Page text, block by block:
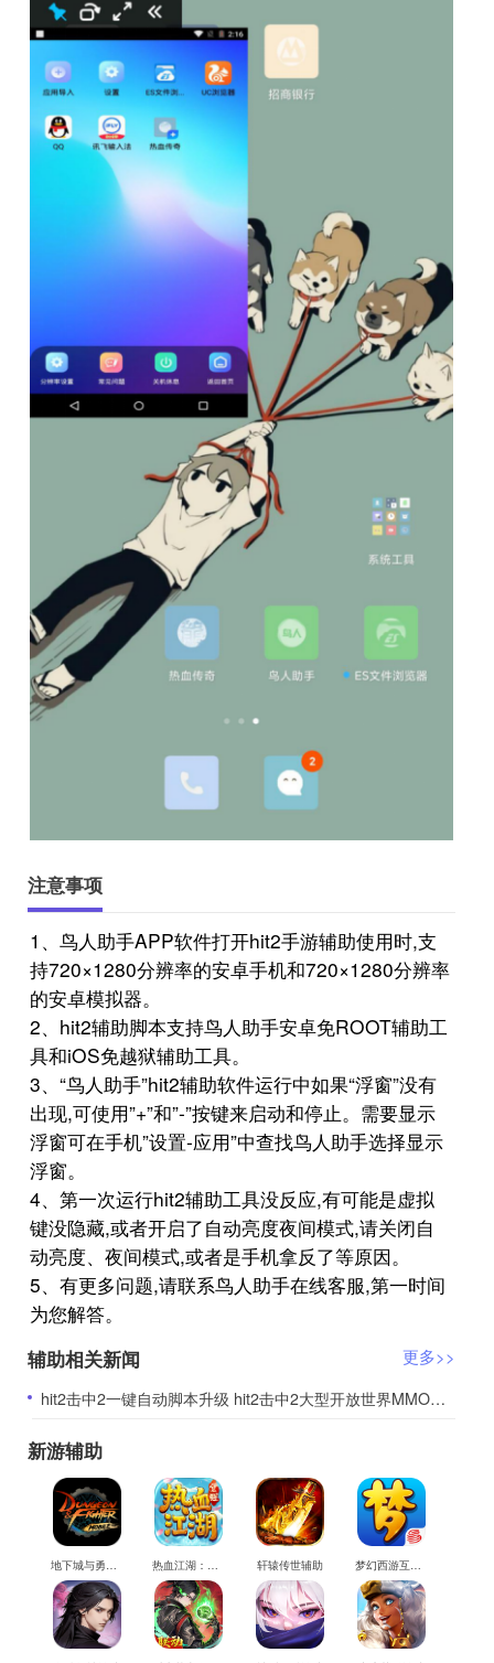
注意事项
1、鸟人助手APP软件打开hit2手游辅助使用时,支
持720×1280分辨率的安卓手机和720×1280分辨率
的安卓模拟器。
2、hit2辅助脚本支持鸟人助手安卓免ROOT辅助工
具和iOS免越狱辅助工具。
3、“鸟人助手”hit2辅助软件运行中如果“浮窗”没有
出现,可使用”+”和”-”按键来启动和停止。需要显示
浮窗可在手机”设置-应用”中查找鸟人助手选择显示
浮窗。
4、第一次运行hit2辅助工具没反应,有可能是虚拟
键没隐藏,或者开启了自动亮度夜间模式,请关闭自
动亮度、夜间模式,或者是手机拿反了等原因。
5、有更多问题,请联系鸟人助手在线客服,第一时间
为您解答。
辅助相关新闻
更多>>
​hit2击中2一键自动脚本升级 hit2击中2大型开放世界MMORPG游戏
新游辅助
轩辕传世辅助